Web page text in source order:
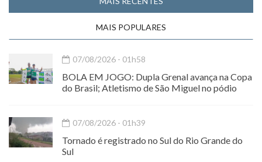
MAIS POPULARES
07/08/2026 - 01h58
BOLA EM JOGO: Dupla Grenal avança na Copa
do Brasil; Atletismo de São Miguel no pódio
07/08/2026 - 01h39
Tornado é registrado no Sul do Rio Grande do
Sul